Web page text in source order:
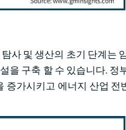
사 및 생산의 초기 단계는
을 구축 할 수 있습니다. 정
증가시키고 에너지 산업 전